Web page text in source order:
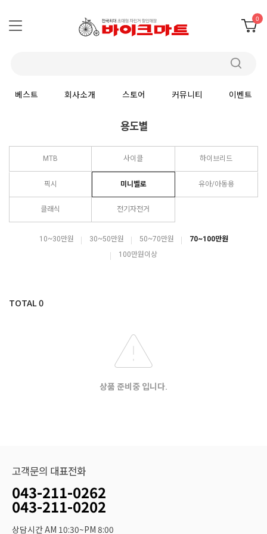
0
베스트 회사소개 스토어 커뮤니티 이벤트
용도별
MTB 사이클 하이브리드
픽시 미니벨로 유아/아동용
클래식 전기자전거
10~30만원 30~50만원 50~70만원
70~100만원
100만원이상
TOTAL0
상품 준비중 입니다.
고객문의 대표전화
043-211-0262
043-211-0202
상담시간 AM 10:30~PM 8:00